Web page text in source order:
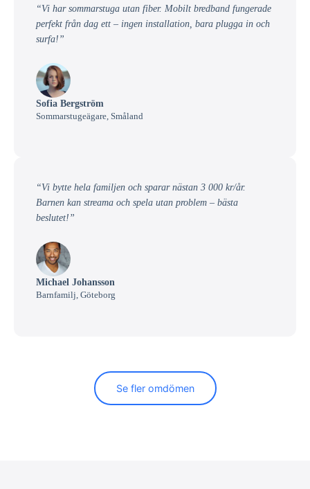
“Vi har sommarstuga utan fiber. Mobilt bredband fungerade
perfekt från dag ett – ingen installation, bara plugga in och
surfa!”
Sofia Bergström
Sommarstugeägare, Småland
“Vi bytte hela familjen och sparar nästan 3 000 kr/år.
Barnen kan streama och spela utan problem – bästa
beslutet!”
Michael Johansson
Barnfamilj, Göteborg
Se fler omdömen